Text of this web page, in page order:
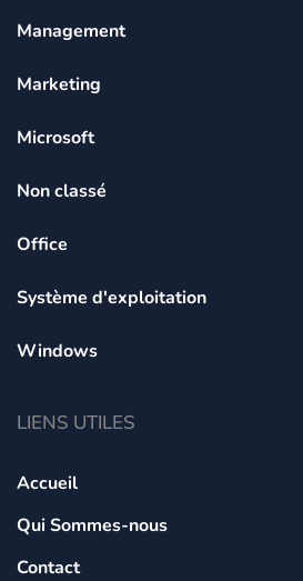
Management
Marketing
Microsoft
Non classé
Office
Système d'exploitation
Windows
LIENS UTILES
Accueil
Qui Sommes-nous
Contact